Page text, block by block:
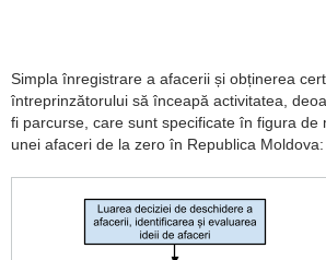
Simpla înregistrare a afacerii și obținerea
întreprinzătorului să înceapă activitatea,
fi parcurse, care sunt specificate în figura
unei afaceri de la zero în Republica Moldova: